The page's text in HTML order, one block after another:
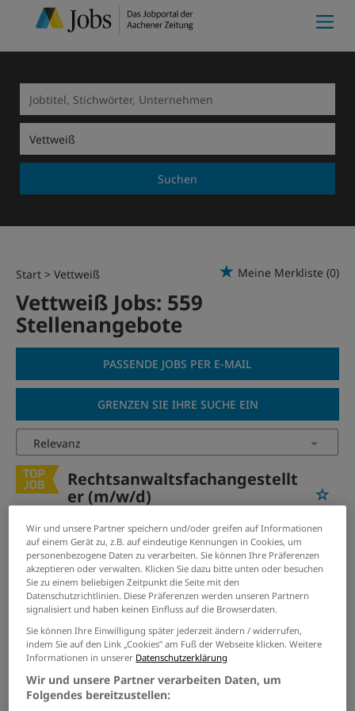
Suchen
Start Vettweiß Meine Merkliste (0)
Vettweiß Jobs: 559
Stellenangebote
PASSENDE JOBS PER E-MAIL
GRENZEN SIE IHRE SUCHE EIN
Rechtsanwaltsfachangestellt
er (m/w/d)
Jülich, Euskirchen & Umgebung e.V. / Düren
LKW-Fahrer (m/w/d)
04.08.2026 /Otec Oberflächentechnik GmbH / Düren
Pflegefachkraft (m/w/d)
08.08.2026 /Rurtalwerkstätten Lebenshilfe Düren
gemeinnützige GmbH / Kreuzau-Stockheim
Wir und unsere Partner speichern und/oder greifen auf Informationen
auf einem Gerät zu, z.B. auf eindeutige Kennungen in Cookies, um
personenbezogene Daten zu verarbeiten. Sie können Ihre Präferenzen
akzeptieren oder verwalten. Klicken Sie dazu bitte unten oder besuchen
Sie zu einem beliebigen Zeitpunkt die Seite mit den
Datenschutzrichtlinien. Diese Präferenzen werden unseren Partnern
signalisiert und haben keinen Einfluss auf die Browserdaten.
Sie können Ihre Einwilligung später jederzeit ändern / widerrufen,
indem Sie auf den Link „Cookies” am Fuß der Webseite klicken. Weitere
Informationen in unserer Datenschutzerklärung
Wir und unsere Partner verarbeiten Daten, um
Folgendes bereitzustellen: